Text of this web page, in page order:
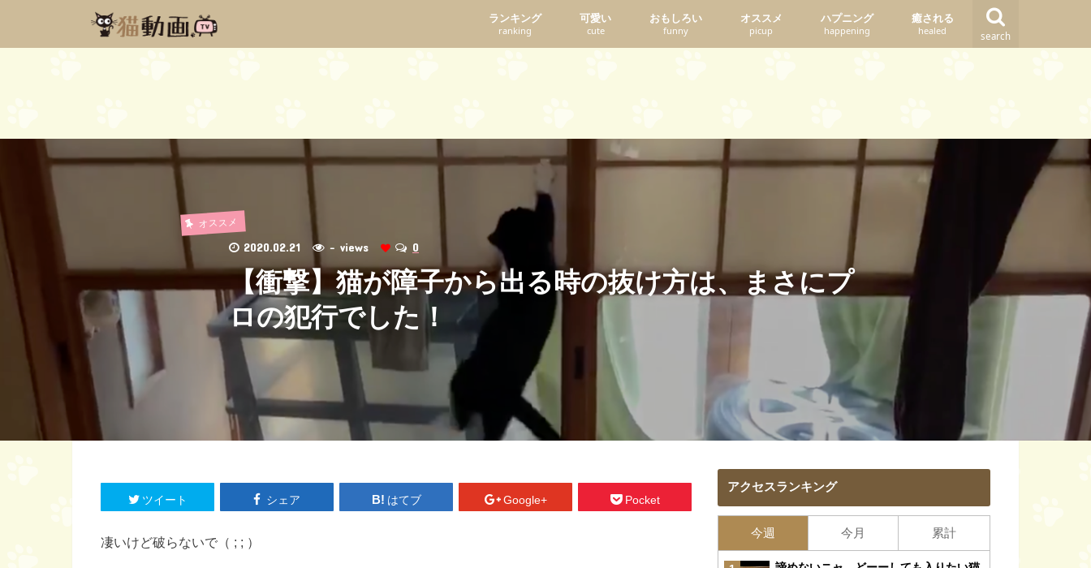
search
ランキング
ranking
可愛い
cute
おもしろい
funny
オススメ
picup
ハプニング
happening
癒される
healed
オススメ
2020.02.21 - views 0
【衝撃】猫が障子から出る時の抜け方は、まさにプ
ロの犯行でした！
ツイート シェア はてブ Google+ Pocket
凄いけど破らないで（ ; ; ）
アクセスランキング
今週 今月 累計